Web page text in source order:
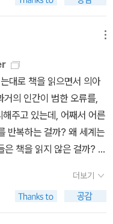
의 인간이 범한 오류를,
주고 있는데, 어째서 어른
반복하는 걸까? 왜 세계는
책을 읽지 않은 걸까? 한
, 책에 관해 반대의 의견을
시하는 지도가 아니라 끝
더보기